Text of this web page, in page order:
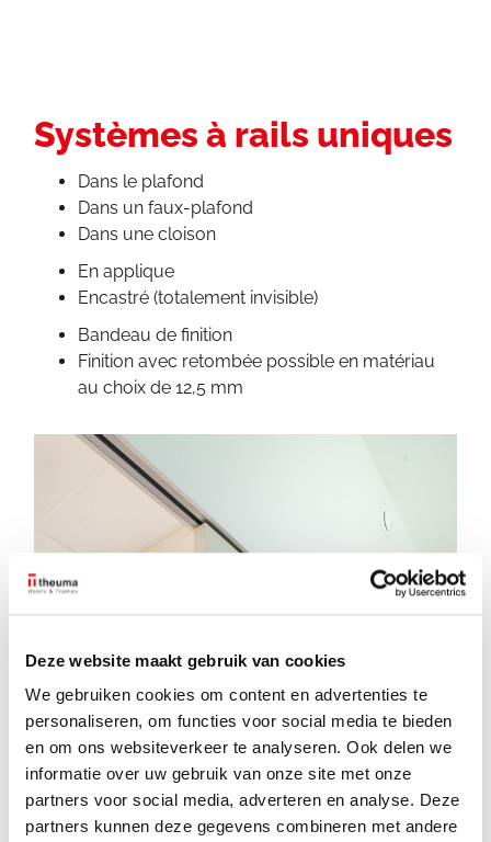
Deze website maakt gebruik van cookies
We gebruiken cookies om content en advertenties te
personaliseren, om functies voor social media te bieden
en om ons websiteverkeer te analyseren. Ook delen we
informatie over uw gebruik van onze site met onze
partners voor social media, adverteren en analyse. Deze
partners kunnen deze gegevens combineren met andere
Systèmes à rails uniques
Dans le plafond
Dans un faux-plafond
Dans une cloison
En applique
Encastré (totalement invisible)
Bandeau de finition
Finition avec retombée possible en matériau
au choix de 12,5 mm